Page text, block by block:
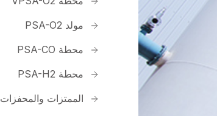
مولد PSA-O2
محطة PSA-CO
محطة PSA-H2
الممتزات والمحفزات